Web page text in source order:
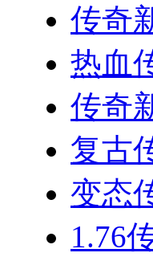
传奇
热血
传奇
复古
变态
1.76